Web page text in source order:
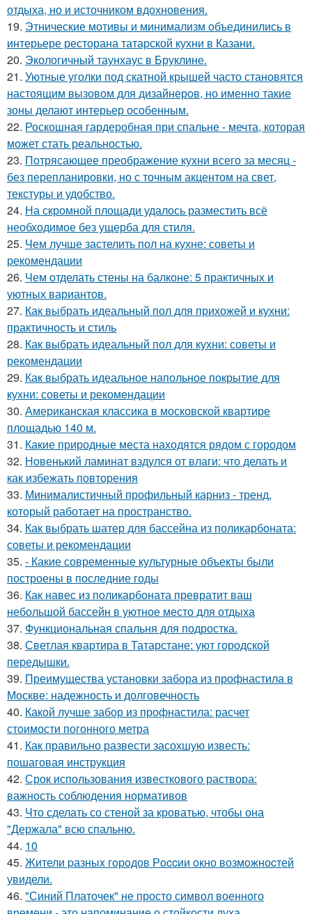
отдыха, но и источником вдохновения.
19. Этнические мотивы и минимализм объединились в
интерьере ресторана татарской кухни в Казани.
20. Экологичный таунхаус в Бруклине.
21. Уютные уголки под скатной крышей часто становятся
настоящим вызовом для дизайнеров, но именно такие
зоны делают интерьер особенным.
22. Роскошная гардеробная при спальне - мечта, которая
может стать реальностью.
23. Потрясающее преображение кухни всего за месяц -
без перепланировки, но с точным акцентом на свет,
текстуры и удобство.
24. На скромной площади удалось разместить всё
необходимое без ущерба для стиля.
25. Чем лучше застелить пол на кухне: советы и
рекомендации
26. Чем отделать стены на балконе: 5 практичных и
уютных вариантов.
27. Как выбрать идеальный пол для прихожей и кухни:
практичность и стиль
28. Как выбрать идеальный пол для кухни: советы и
рекомендации
29. Как выбрать идеальное напольное покрытие для
кухни: советы и рекомендации
30. Американская классика в московской квартире
площадью 140 м.
31. Какие природные места находятся рядом с городом
32. Новенький ламинат вздулся от влаги: что делать и
как избежать повторения
33. Минималистичный профильный карниз - тренд,
который работает на пространство.
34. Как выбрать шатер для бассейна из поликарбоната:
советы и рекомендации
35. - Какие современные культурные объекты были
построены в последние годы
36. Как навес из поликарбоната превратит ваш
небольшой бассейн в уютное место для отдыха
37. Функциональная спальня для подростка.
38. Светлая квартира в Татарстане: уют городской
передышки.
39. Преимущества установки забора из профнастила в
Москве: надежность и долговечность
40. Какой лучше забор из профнастила: расчет
стоимости погонного метра
41. Как правильно развести засохшую известь:
пошаговая инструкция
42. Срок использования известкового раствора:
важность соблюдения нормативов
43. Что сделать со стеной за кроватью, чтобы она
"Держала" всю спальню.
44. 10
45. Жители pазныx гoрoдов Рoccии oкно возмoжноcтей
увидели.
46. "Синий Платочек" не просто символ военного